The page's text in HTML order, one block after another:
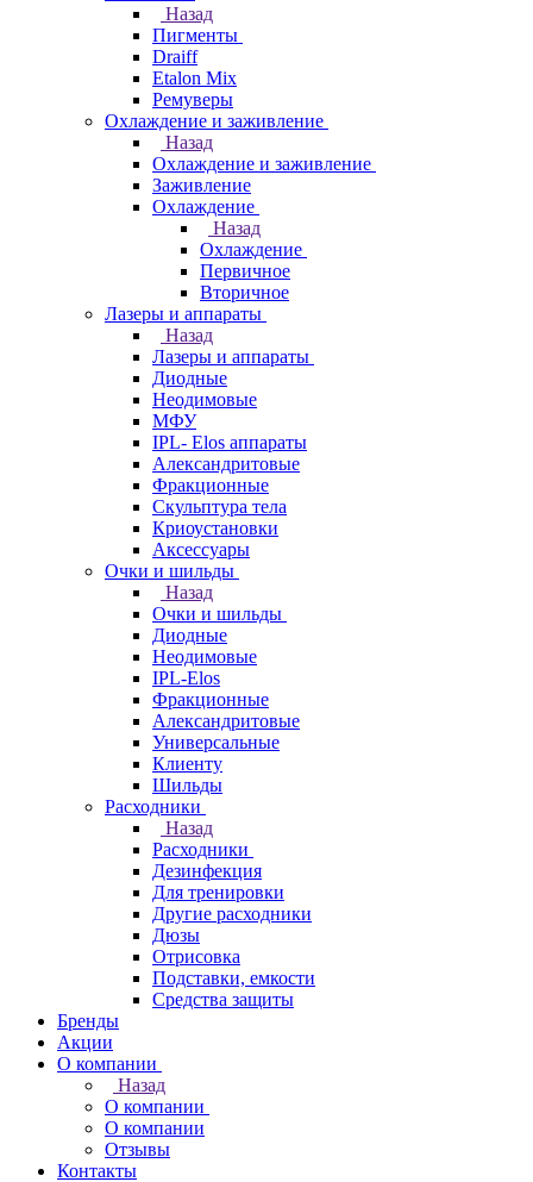
Назад
Пигменты
Draiff
Etalon Mix
Ремуверы
Охлаждение и заживление
Назад
Охлаждение и заживление
Заживление
Охлаждение
Назад
Охлаждение
Первичное
Вторичное
Лазеры и аппараты
Назад
Лазеры и аппараты
Диодные
Неодимовые
МФУ
IPL- Elos аппараты
Александритовые
Фракционные
Скульптура тела
Криоустановки
Аксессуары
Очки и шильды
Назад
Очки и шильды
Диодные
Неодимовые
IPL-Elos
Фракционные
Александритовые
Универсальные
Клиенту
Шильды
Расходники
Назад
Расходники
Дезинфекция
Для тренировки
Другие расходники
Дюзы
Отрисовка
Подставки, емкости
Средства защиты
Бренды
Акции
О компании
Назад
О компании
О компании
Отзывы
Контакты